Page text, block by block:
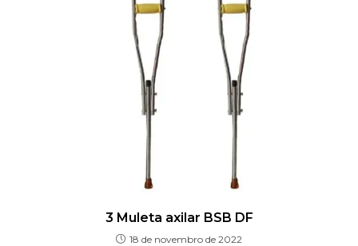
3 Muleta axilar BSB DF
18 de novembro de 2022